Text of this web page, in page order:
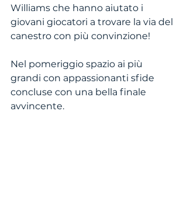
Williams che hanno aiutato i
giovani giocatori a trovare la via del
canestro con più convinzione!
Nel pomeriggio spazio ai più
grandi con appassionanti sfide
concluse con una bella finale
avvincente.